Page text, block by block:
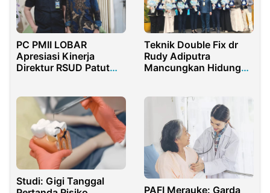
PC PMII LOBAR
Apresiasi Kinerja
Direktur RSUD Patut
Teknik Double Fix dr
Rudy Adiputra
Mancungkan Hidung
Studi: Gigi Tanggal
PAFI Merauke: Garda